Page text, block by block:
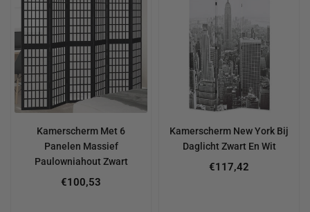
Kamerscherm Met 6
Panelen Massief
Paulowniahout Zwart
€100,53
Kamerscherm New York Bij
Daglicht Zwart En Wit
€117,42